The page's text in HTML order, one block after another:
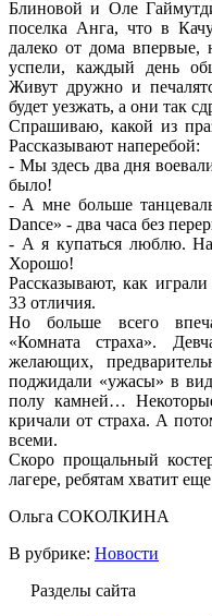
Блиновой и Оле
поселка Анга, что в
далеко от дома
успели, каждый день
Живут дружно и
будет уезжать, а они так
Спрашиваю, какой из
Рассказывают наперебой:
- Мы здесь два дня
было!
- А мне больше
Dance» - два часа без
- А я купаться люблю.
Хорошо!
Рассказывают, как
33 отличия.
Но больше всего
«Комната страха».
желающих,
поджидали «ужасы» в
полу камней…
кричали от страха. А
всеми.
Скоро прощальный
лагере, ребятам хватит
Ольга СОКОЛКИНА
В рубрике: Новости
Разделы сайта